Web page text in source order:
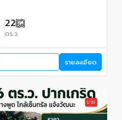
22
ตร.ว.
รายละเอียด
ขาย